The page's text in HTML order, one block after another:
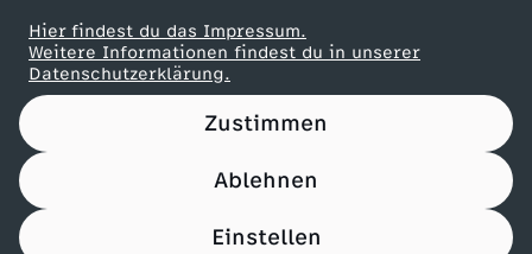
Hier findest du das Impressum.
Weitere Informationen findest du in unserer
Datenschutzerklärung.
Zustimmen
Ablehnen
Einstellen
Filtern
Partner
Nutzungsbedingungen
Impressum